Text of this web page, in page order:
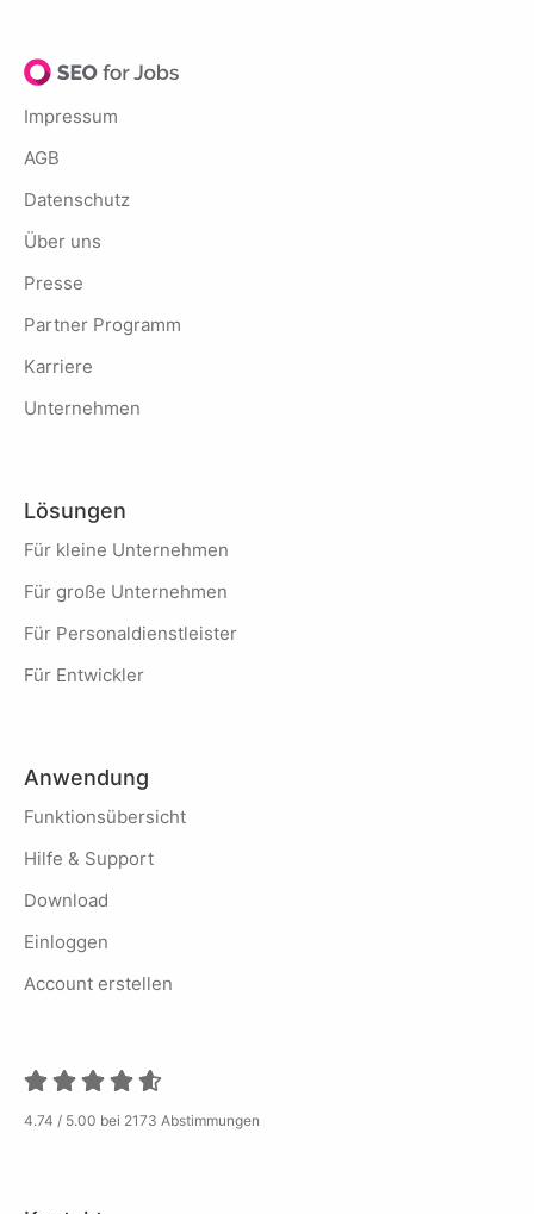
Impressum
AGB
Datenschutz
Über uns
Presse
Partner Programm
Karriere
Unternehmen
Lösungen
Für kleine Unternehmen
Für große Unternehmen
Für Personaldienstleister
Für Entwickler
Anwendung
Funktionsübersicht
Hilfe & Support
Download
Einloggen
Account erstellen
4.74 / 5.00 bei 2173 Abstimmungen